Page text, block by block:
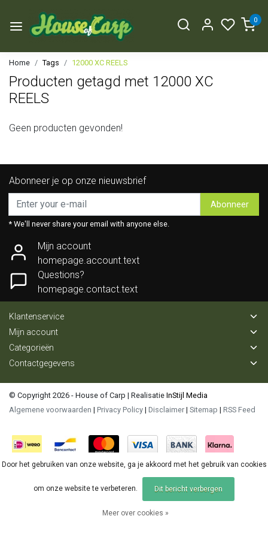
0
Home Tags 12000 XC REELS
Producten getagd met 12000 XC
REELS
Geen producten gevonden!
Abonneer je op onze nieuwsbrief
Abonneer
* We'll never share your email with anyone else.
Mijn account
homepage.account.text
Questions?
homepage.contact.text
Klantenservice
Mijn account
Categorieën
Contactgegevens
© Copyright 2026 - House of Carp | Realisatie InStijl Media
Algemene voorwaarden | Privacy Policy | Disclaimer | Sitemap | RSS Feed
Door het gebruiken van onze website, ga je akkoord met het gebruik van cookies
om onze website te verbeteren. Dit bericht verbergen
Meer over cookies »